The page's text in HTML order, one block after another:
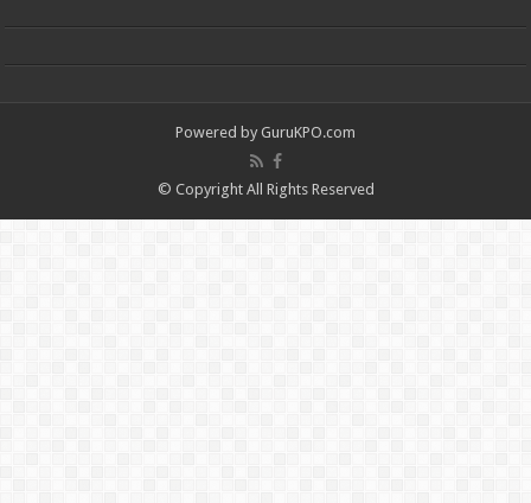
Powered by GuruKPO.com
© Copyright All Rights Reserved